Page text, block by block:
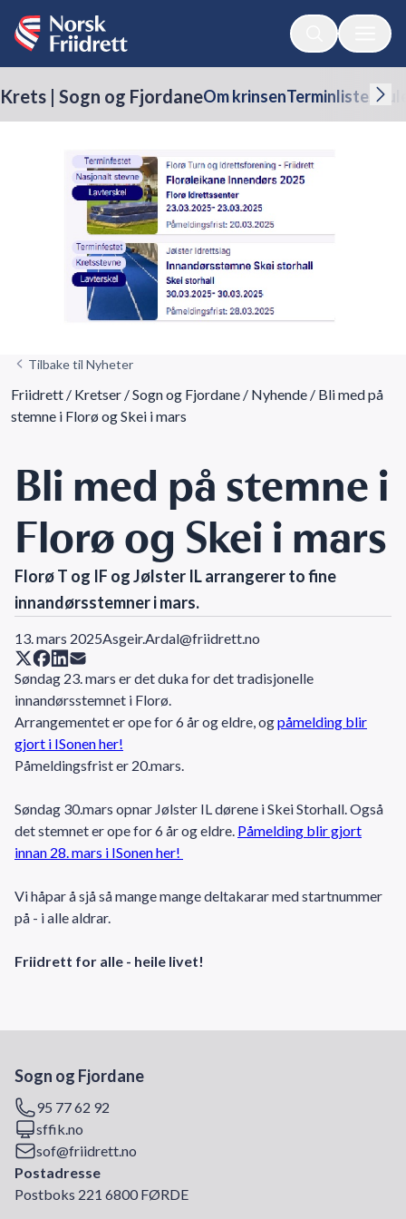
Krets | Sogn og FjordaneOm krinsenTerminliste
Tilbake til Nyheter
Friidrett / Kretser /Sogn og Fjordane / Nyhende / Bli med på
stemne i Florø og Skei i mars
Bli med på stemne i
Florø og Skei i mars
Florø T og IF og Jølster IL arrangerer to fine
innandørsstemner i mars.
13. mars 2025Asgeir.Ardal@friidrett.no
Søndag 23. mars er det duka for det tradisjonelle
innandørsstemnet i Florø.
Arrangementet er ope for 6 år og eldre, ogpåmelding blir
gjort i ISonen her!
Påmeldingsfrist er 20.mars.
Søndag 30.mars opnar Jølster IL dørene i Skei Storhall. Også
det stemnet er ope for 6 år og eldre. Påmelding blir gjort
innan 28. mars i ISonen her!
Vi håpar å sjå så mange mange deltakarar med startnummer
på - i alle aldrar.
Friidrett for alle - heile livet!
Sogn og Fjordane
95 77 62 92
sffik.no
sof@friidrett.no
Postadresse
Postboks 221 6800 FØRDE